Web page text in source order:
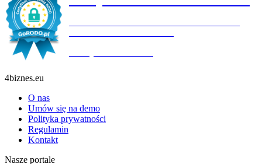
4biznes.eu
O nas
Umów się na demo
Polityka prywatności
Regulamin
Kontakt
Nasze portale